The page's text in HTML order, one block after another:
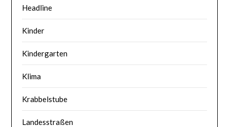
Headline
Kinder
Kindergarten
Klima
Krabbelstube
Landesstraßen